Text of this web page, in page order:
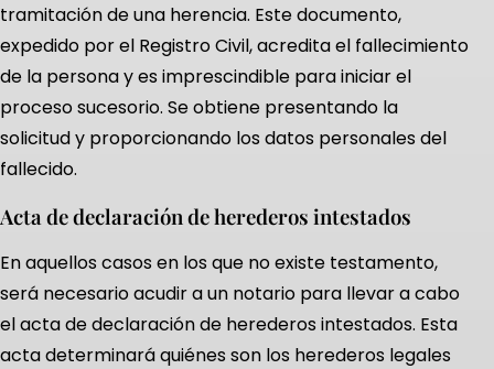
tramitación de una herencia. Este documento,
expedido por el Registro Civil, acredita el fallecimiento
de la persona y es imprescindible para iniciar el
proceso sucesorio. Se obtiene presentando la
solicitud y proporcionando los datos personales del
fallecido.
Acta de declaración de herederos intestados
En aquellos casos en los que no existe testamento,
será necesario acudir a un notario para llevar a cabo
el acta de declaración de herederos intestados. Esta
acta determinará quiénes son los herederos legales